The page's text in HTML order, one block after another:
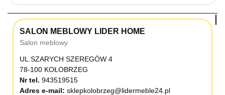
SALON MEBLOWY LIDER HOME
Salon meblowy
UL.SZARYCH SZEREGÓW 4
78-100 KOŁOBRZEG
Nr tel. 943519515
Adres e-mail: sklepkolobrzeg@lidermeble24.pl